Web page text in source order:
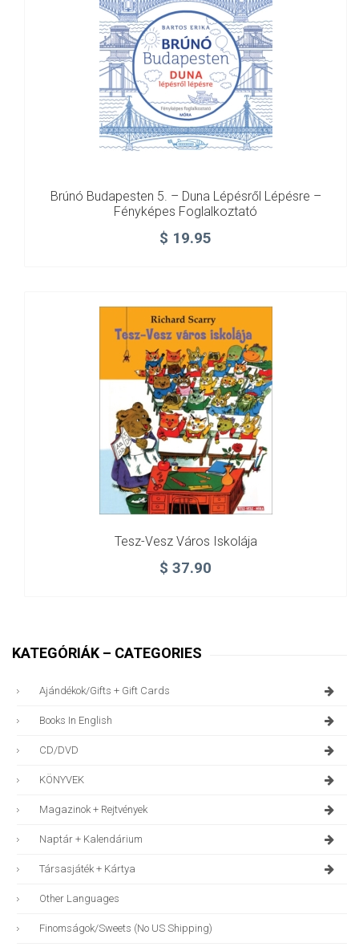
Brúnó Budapesten 5. – Duna Lépésről Lépésre –
Fényképes Foglalkoztató
$ 19.95
Tesz-Vesz Város Iskolája
$ 37.90
KATEGÓRIÁK – CATEGORIES
Ajándékok/gifts + Gift Cards
Books In English
CD/DVD
KÖNYVEK
Magazinok + Rejtvények
Naptár + Kalendárium
Társasjáték + Kártya
Other Languages
Finomságok/sweets (no US Shipping)